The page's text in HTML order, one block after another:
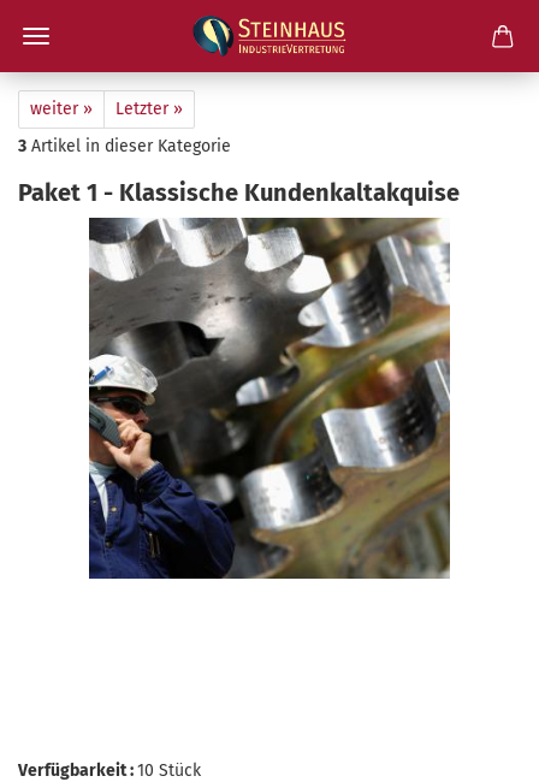
weiter »
Letzter »
3 Artikel in dieser Kategorie
Paket 1 - Klas­si­sche Kun­den­kalt­ak­qui­se
Verfügbarkeit :10 Stück